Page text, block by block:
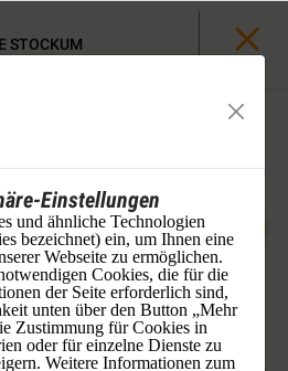
STOCKUM
Einstellungen
und ähnliche Technologien
bezeichnet) ein, um Ihnen eine
Webseite zu ermöglichen.
Cookies, die für die
der Seite erforderlich sind,
unten über den Button „Mehr
Zustimmung für Cookies in
oder für einzelne Dienste zu
Weitere Informationen zum